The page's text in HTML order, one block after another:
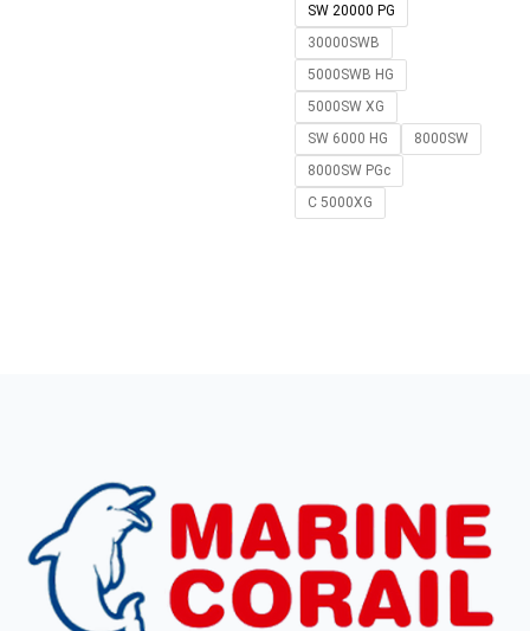
SW 20000 PG
30000SWB
5000SWB HG
5000SW XG
SW 6000 HG
8000SW
8000SW PGc
C 5000XG